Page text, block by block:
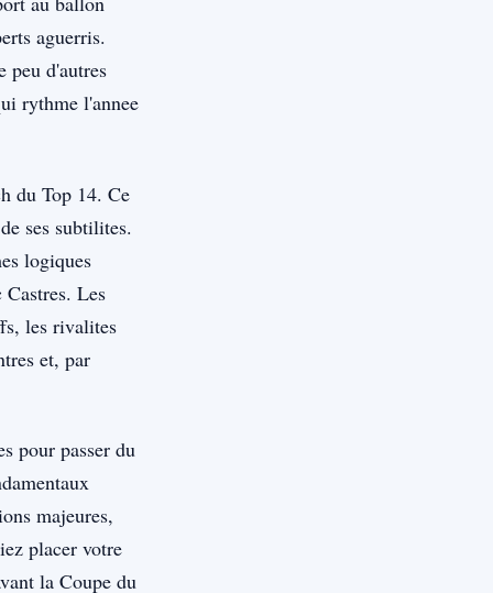
aguerris.
peu d'autres
rythme l'annee
du Top 14. Ce
ses subtilites.
logiques
Les
les rivalites
et, par
pour passer du
majeures,
placer votre
la Coupe du